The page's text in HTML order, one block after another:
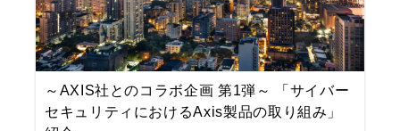
～AXIS社とのコラボ企画 第1弾～ 「サイバー
セキュリティにおけるAxis製品の取り組み」